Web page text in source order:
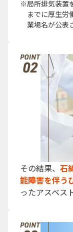
局所排気装置
までに厚生労
業場名が公表
その結果、 石
能障害を伴う
ったアスベス